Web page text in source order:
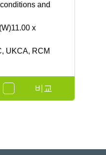
and
x
UKCA, RCM
비교